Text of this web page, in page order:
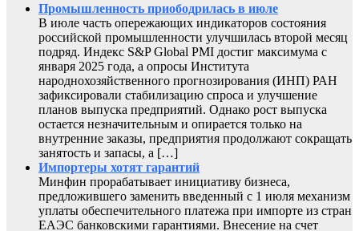
Промышленность приободрилась в июле
В июле часть опережающих индикаторов состояния
российской промышленности улучшилась второй месяц
подряд. Индекс S&P Global PMI достиг максимума с
января 2025 года, а опросы Института
народнохозяйственного прогнозирования (ИНП) РАН
зафиксировали стабилизацию спроса и улучшение
планов выпуска предприятий. Однако рост выпуска
остается незначительным и опирается только на
внутренние заказы, предприятия продолжают сокращать
занятость и запасы, а […]
Импортеры хотят гарантий
Минфин прорабатывает инициативу бизнеса,
предложившего заменить введенный с 1 июля механизм
уплаты обеспечительного платежа при импорте из стран
ЕАЭС банковскими гарантиями. Внесение на счет